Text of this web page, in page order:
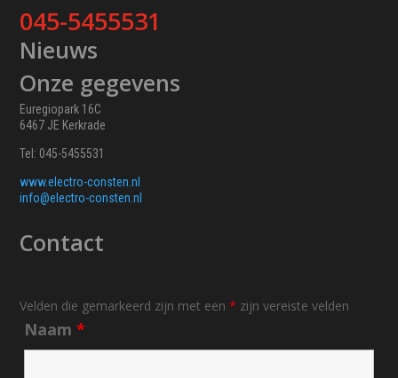
045-5455531
Nieuws
Onze gegevens
Euregiopark 16C
6467 JE Kerkrade
Tel: 045-5455531
www.electro-consten.nl
info@electro-consten.nl
Contact
Velden die gemarkeerd zijn met een* zijn vereiste velden
Naam*